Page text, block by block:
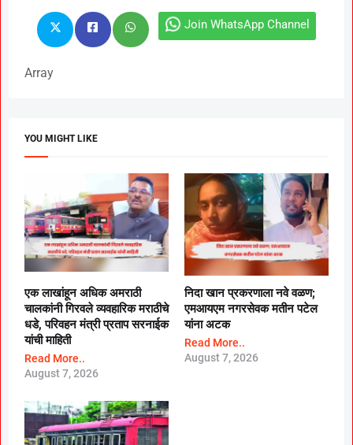
Join WhatsApp Channel
Array
YOU MIGHT LIKE
एक लाखांहून अधिक अमराठी
चालकांनी गिरवले व्यवहारिक मराठीचे
धडे, परिवहन मंत्री प्रताप सरनाईक
यांची माहिती
Read More..
August 7, 2026
निदा खान प्रकरणाला नवे वळण;
एमआयएम नगरसेवक मतीन पटेल
यांना अटक
Read More..
August 7, 2026